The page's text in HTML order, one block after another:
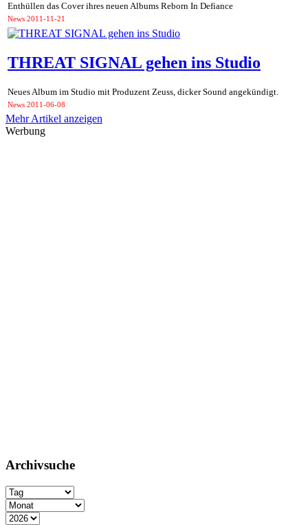
Enthüllen das Cover ihres neuen Albums Reborn In Defiance
News 2011-11-21
THREAT SIGNAL gehen ins Studio
Neues Album im Studio mit Produzent Zeuss, dicker Sound angekündigt.
News 2011-06-08
Mehr Artikel anzeigen
Werbung
Archivsuche